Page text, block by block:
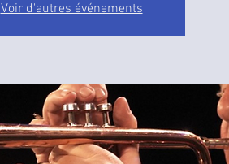
Voir d'autres événements